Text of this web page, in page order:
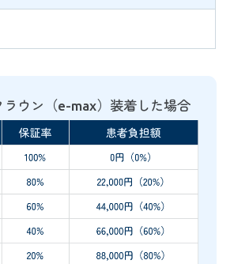
ラウン（e-max）装着した場合